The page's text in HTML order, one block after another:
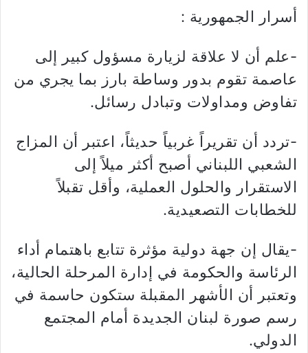
أسرار الجمهورية :
-علم أن لا علاقة لزيارة مسؤول كبير إلى
عاصمة تقوم بدور وساطة بارز بما يجري من
تفاوض ومداولات وتبادل رسائل.
-تردد أن تقريراً غربياً حديثاً، اعتبر أن المزاج
الشعبي اللبناني أصبح أكثر ميلاً إلى
الاستقرار والحلول العملية، وأقل تقبلاً
للخطابات التصعيدية.
-يقال إن جهة دولية مؤثرة تتابع باهتمام أداء
الرئاسة والحكومة في إدارة المرحلة الحالية،
وتعتبر أن الأشهر المقبلة ستكون حاسمة في
رسم صورة لبنان الجديدة أمام المجتمع
الدولي.